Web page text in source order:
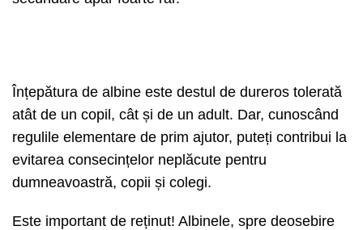
Înțepătura de albine este destul de dureros tolerată
atât de un copil, cât și de un adult. Dar, cunoscând
regulile elementare de prim ajutor, puteți contribui la
evitarea consecințelor neplăcute pentru
dumneavoastră, copii și colegi.
Este important de reținut! Albinele, spre deosebire